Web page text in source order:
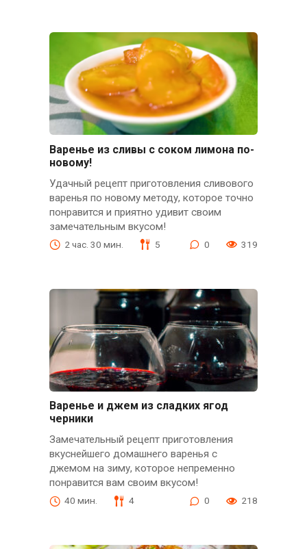
Варенье из сливы с соком лимона по-
новому!
Удачный рецепт приготовления сливового
варенья по новому методу, которое точно
понравится и приятно удивит своим
замечательным вкусом!
2 час. 30 мин. 5 0 319
Варенье и джем из сладких ягод
черники
Замечательный рецепт приготовления
вкуснейшего домашнего варенья с
джемом на зиму, которое непременно
понравится вам своим вкусом!
40 мин. 4 0 218